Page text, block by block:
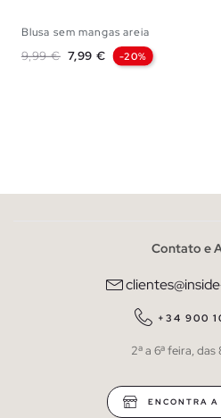
S
Blusa sem mangas areia
Preço normal
9,99 € Preço
7,99 € -20%
Contato e
+34 900
2ª a 6ª feira, das
ENCONTRA